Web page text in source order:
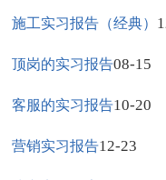
施工实习报告（经典）
顶岗的实习报告08-15
客服的实习报告10-20
营销实习报告12-23